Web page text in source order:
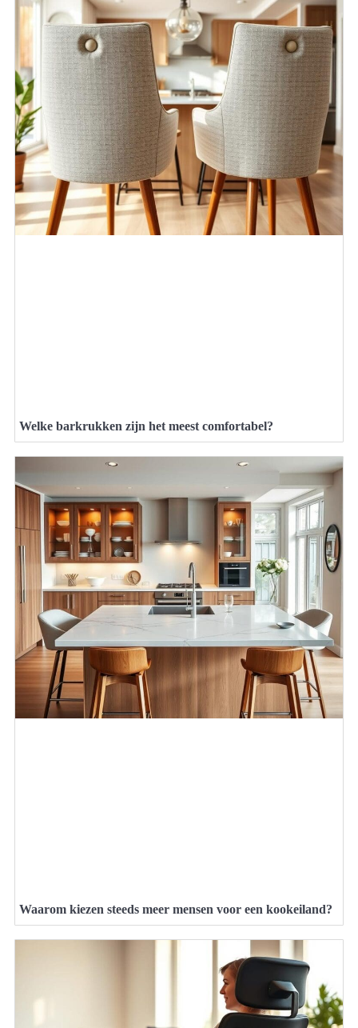
Welke barkrukken zijn het meest comfortabel?
Waarom kiezen steeds meer mensen voor een kookeiland?